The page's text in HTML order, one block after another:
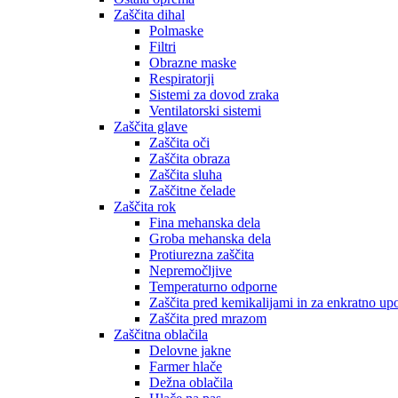
Zaščita dihal
Polmaske
Filtri
Obrazne maske
Respiratorji
Sistemi za dovod zraka
Ventilatorski sistemi
Zaščita glave
Zaščita oči
Zaščita obraza
Zaščita sluha
Zaščitne čelade
Zaščita rok
Fina mehanska dela
Groba mehanska dela
Protiurezna zaščita
Nepremočljive
Temperaturno odporne
Zaščita pred kemikalijami in za enkratno
Zaščita pred mrazom
Zaščitna oblačila
Delovne jakne
Farmer hlače
Dežna oblačila